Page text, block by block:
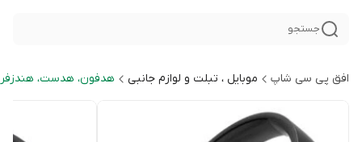
جستجو
افق پی سی شاپ موبایل ، تبلت و لوازم جانبی هدفون، هدست،